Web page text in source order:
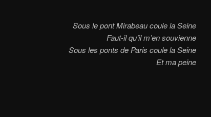
Sous le pont Mirabeau coule la Seine
Faut-il qu’il m’en souvienne
Sous les ponts de Paris coule la Seine
Et ma peine